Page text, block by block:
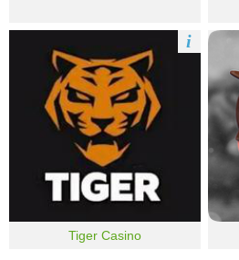
Tiger Casino
i